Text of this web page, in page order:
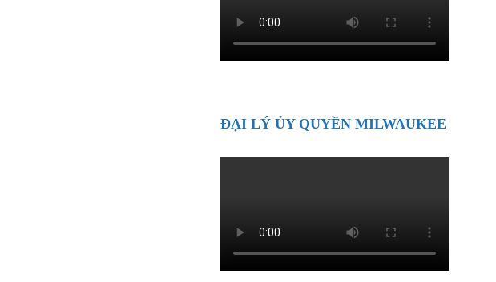
ĐẠI LÝ ỦY QUYỀN MILWAUKEE